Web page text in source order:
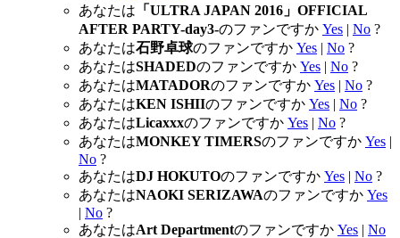
あなたは 「ULTRA JAPAN 2016」OFFICIAL
AFTER PARTY-day3-のファンですか Yes | No ?
あなたは石野卓球のファンですか Yes | No ?
あなたはSHADEDのファンですか Yes | No ?
あなたはMATADORのファンですか Yes | No ?
あなたはKEN ISHIIのファンですか Yes | No ?
あなたはLicaxxxのファンですか Yes | No ?
あなたはMONKEY TIMERSのファンですか Yes |
No ?
あなたはDJ HOKUTOのファンですか Yes | No ?
あなたはNAOKI SERIZAWAのファンですか Yes
| No ?
あなたはArt Departmentのファンですか Yes | No